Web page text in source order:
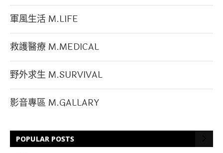
軍風生活 M.LIFE
救護醫療 M.MEDICAL
野外求生 M.SURVIVAL
影音專區 M.GALLARY
POPULAR POSTS